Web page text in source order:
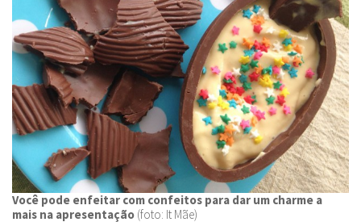
Você pode enfeitar com confeitos para dar um charme a
mais na apresentação (foto: It Mãe)